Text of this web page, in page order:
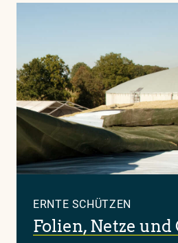
ERNTE SCHÜTZEN
Folien, Netze und